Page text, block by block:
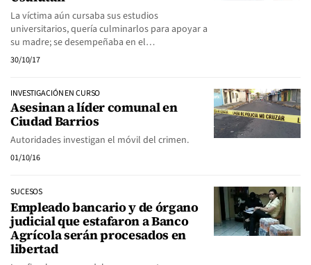
La víctima aún cursaba sus estudios
universitarios, quería culminarlos para apoyar a
su madre; se desempeñaba en el…
30/10/17
INVESTIGACIÓN EN CURSO
Asesinan a líder comunal en
Ciudad Barrios
Autoridades investigan el móvil del crimen.
01/10/16
SUCESOS
Empleado bancario y de órgano
judicial que estafaron a Banco
Agrícola serán procesados en
libertad